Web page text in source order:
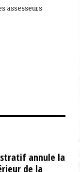
assesseurs
annule la
de la